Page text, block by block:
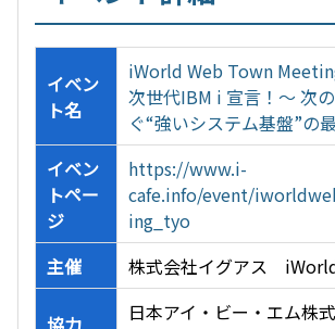
イベン
ト名
iWorld Web Town
次世代IBM i 宣言！～ 次
ぐ“強いシステム基盤”の
イベン
トペー
ジ
https://www.i-
cafe.info/event/
ing_tyo
主催
株式会社イグアス
日本アイ・ビー・エム株